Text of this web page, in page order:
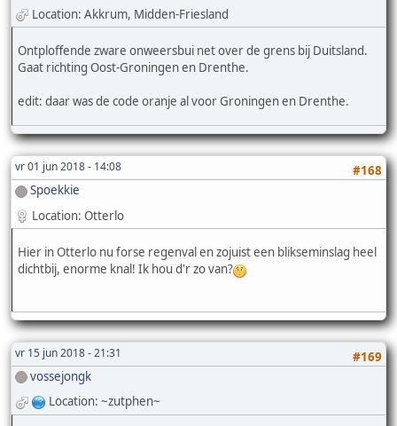
Location: Akkrum, Midden-Friesland
Ontploffende zware onweersbui net over de grens bij Duitsland.
Gaat richting Oost-Groningen en Drenthe.
edit: daar was de code oranje al voor Groningen en Drenthe.
vr 01 jun 2018 - 14:08
#168
Spoekkie
Location: Otterlo
Hier in Otterlo nu forse regenval en zojuist een blikseminslag heel
dichtbij, enorme knal! Ik hou d'r zo van?
vr 15 jun 2018 - 21:31
#169
vossejongk
Location: ~zutphen~